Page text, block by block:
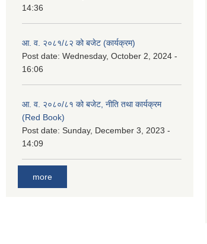
14:36
आ. व. २०८१/८२ को बजेट (कार्यक्रम)
Post date: Wednesday, October 2, 2024 -
16:06
आ. व. २०८०/८१ को बजेट, नीति तथा कार्यक्रम
(Red Book)
Post date: Sunday, December 3, 2023 -
14:09
more